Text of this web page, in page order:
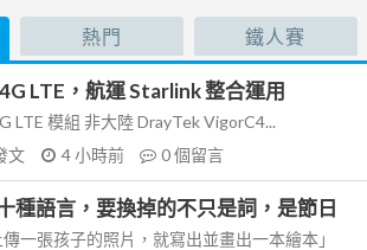
熱門 鐵人賽
LTE，航運 Starlink 整合運用
LTE 模組 非大陸 DrayTek VigorC4...
文 4 小時前 0個留言
種語言，要換掉的不只是詞，是節日
一張孩子的照片，就寫出並畫出一本繪本」